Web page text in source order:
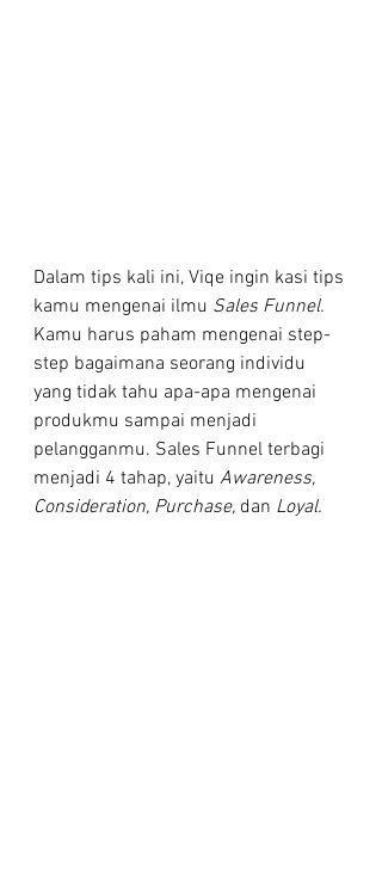
Dalam tips kali ini, Viqe ingin kasi tips
kamu mengenai ilmu Sales Funnel.
Kamu harus paham mengenai step-
step bagaimana seorang individu
yang tidak tahu apa-apa mengenai
produkmu sampai menjadi
pelangganmu. Sales Funnel terbagi
menjadi 4 tahap, yaitu Awareness,
Consideration, Purchase, dan Loyal.